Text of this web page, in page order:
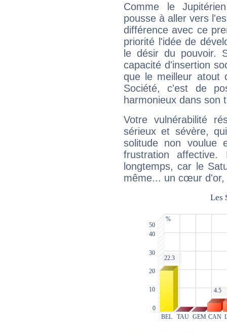
Comme le
pousse à aller vers
différence avec ce
priorité l'idée de
le désir du pouvoir.
capacité d'insertion
que le meilleur atout
Société, c'est de
harmonieux dans son
Votre vulnérabilité
sérieux et sévère,
solitude non voulue
frustration
longtemps, car le
même... un cœur d'or,